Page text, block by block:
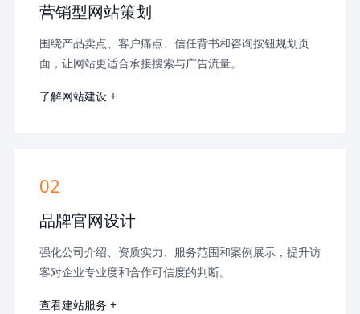
营销型网站策划
围绕产品卖点、客户痛点、信任背书和咨询按钮规划页
面，让网站更适合承接搜索与广告流量。
了解网站建设 +
02
品牌官网设计
强化公司介绍、资质实力、服务范围和案例展示，提升访
客对企业专业度和合作可信度的判断。
查看建站服务 +